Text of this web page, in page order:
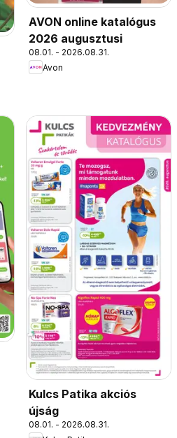
AVON online katalógus
2026 augusztusi
08.01. - 2026.08.31.
Avon
Kulcs Patika akciós
újság
08.01. - 2026.08.31.